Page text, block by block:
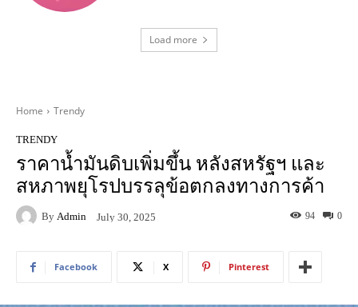
Load more